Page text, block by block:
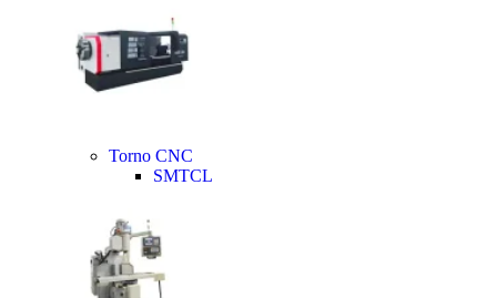
Torno CNC
SMTCL